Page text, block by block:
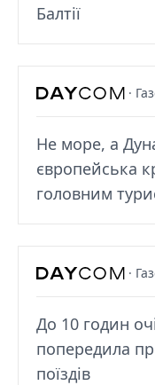
Балтії
·
Не море, а
європейська
головним
·
До 10 годин
попередила
поїздів